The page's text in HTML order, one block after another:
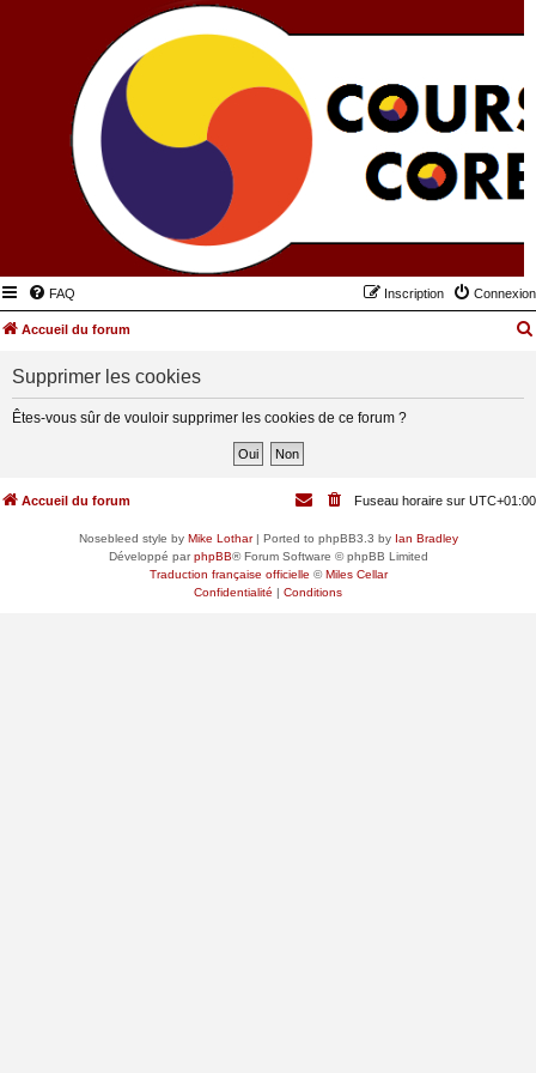
FAQ Connexion
Inscription
Accueil du forum
Supprimer les cookies
Êtes-vous sûr de vouloir supprimer les cookies de ce forum ?
Accueil du forum Fuseau horaire sur UTC+01:00
Nosebleed style by Mike Lothar| Ported to phpBB3.3 by Ian Bradley
Développé parphpBB® Forum Software © phpBB Limited
Traduction française officielle ©Miles Cellar
Confidentialité | Conditions